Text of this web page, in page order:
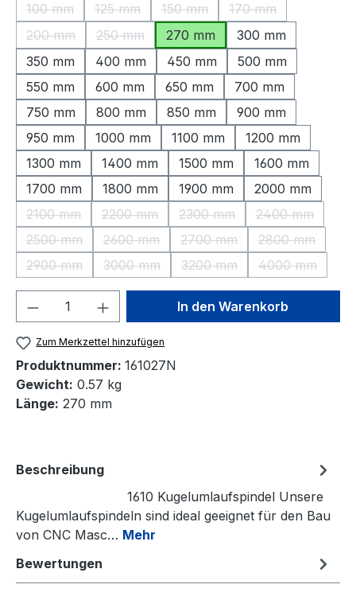
100 mm
(Diese Option ist zurzeit nicht verfügbar.)
125 mm
(Diese Option ist zurzeit nicht verfügbar.)
150 mm
(Diese Option ist zurzeit nicht
170 mm
(Diese Option ist
200 mm
(Diese Option ist zurzeit nicht verfügbar.)
250 mm
(Diese Option ist zurzeit nicht verfügbar.)
270 mm
300 mm
350 mm
400 mm 450 mm
500 mm
550 mm
600 mm 650 mm
700 mm
750 mm
800 mm 850 mm
900 mm
950 mm
1000 mm 1100 mm
1200 mm
1300 mm
1400 mm 1500 mm
1600 mm
1700 mm
1800 mm 1900 mm
2000 mm
2100 mm
(Diese Option ist zurzeit nicht verfügbar.)
2200 mm
(Diese Option ist zurzeit nicht verfügbar.)
2300 mm
(Diese Option ist zurzeit
2400 mm
(Diese
2500 mm
(Diese Option ist zurzeit nicht verfügbar.)
2600 mm
(Diese Option ist zurzeit nicht verfügbar.)
2700 mm
(Diese Option ist zurzeit
2800 mm
(Diese
2900 mm
(Diese Option ist zurzeit nicht verfügbar.)
3000 mm
(Diese Option ist zurzeit nicht verfügbar.)
3200 mm
(Diese Option ist zurzeit
4000 mm
(Diese
Produkt Anzahl: Gib denIn den Warenkorb
Zum Merkzettel hinzufügen
Produktnummer: 161027N
Gewicht: 0.57 kg
Länge: 270 mm
Beschreibung
1610 Kugelumlaufspindel Unsere
Kugelumlaufspindeln sind ideal geeignet für den Bau
von CNC Masc… Mehr
Bewertungen